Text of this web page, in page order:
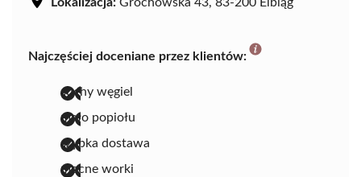
Lokalizacja: Grochowska 43, 83-200 Elbląg
Najczęściej doceniane przez klientów:
suchy węgiel
mało popiołu
szybka dostawa
mocne worki